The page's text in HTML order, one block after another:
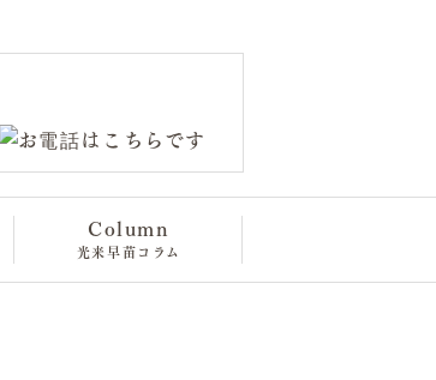
Column
光来早苗コラム